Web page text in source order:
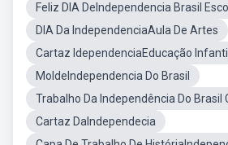
Feliz DIA DeIndependencia Brasil
DIA Da IndependenciaAula De Artes
Cartaz IdependenciaEducação Infantil
MoldeIndependencia Do Brasil
Trabalho Da Independência Do Brasil
Cartaz DaIndependecia